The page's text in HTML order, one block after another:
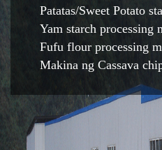
Patatas/Sweet Potato
Yam starch processing
Fufu flour processing
Makina ng Cassava